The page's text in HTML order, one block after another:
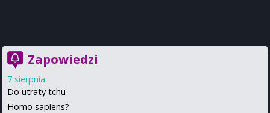
Zapowiedzi
7 sierpnia
Do utraty tchu
Homo sapiens?